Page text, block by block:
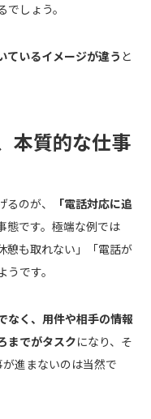
しょう。
ているイメージが違う と
本質的な仕事
のが、
「電話対応に追
態です。極端な例では
憩も取れない」「電話が
です。
なく、用件や相手の情報
までがタスクになり、そ
進まないのは当然で